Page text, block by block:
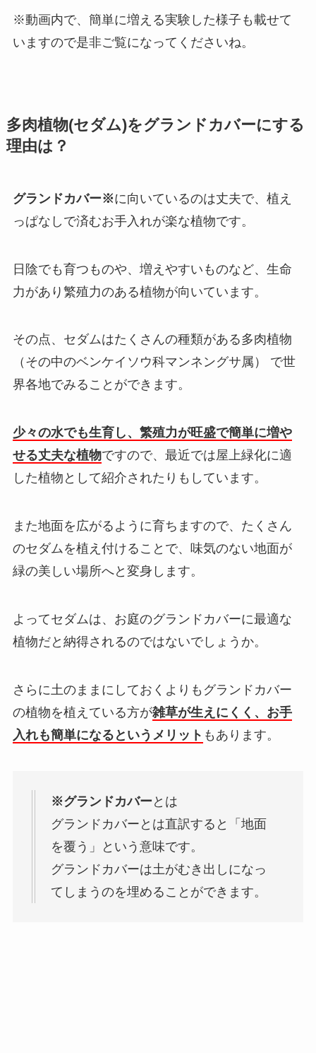
※動画内で、簡単に増える実験した様子も載せて
いますので是非ご覧になってくださいね。
多肉植物(セダム)をグランドカバーにする
理由は？
グランドカバー※に向いているのは丈夫で、植え
っぱなしで済むお手入れが楽な植物です。
日陰でも育つものや、増えやすいものなど、生命
力があり繁殖力のある植物が向いています。
その点、セダムはたくさんの種類がある多肉植物
（その中のベンケイソウ科マンネングサ属） で世
界各地でみることができます。
少々の水でも生育し、繁殖力が旺盛で簡単に増や
せる丈夫な植物ですので、最近では屋上緑化に適
した植物として紹介されたりもしています。
また地面を広がるように育ちますので、たくさん
のセダムを植え付けることで、味気のない地面が
緑の美しい場所へと変身します。
よってセダムは、お庭のグランドカバーに最適な
植物だと納得されるのではないでしょうか。
さらに土のままにしておくよりもグランドカバー
の植物を植えている方が雑草が生えにくく、お手
入れも簡単になるというメリット もあります。
※グランドカバー とは
グランドカバーとは直訳すると「地面
を覆う」という意味です。
グランドカバーは土がむき出しになっ
てしまうのを埋めることができます。